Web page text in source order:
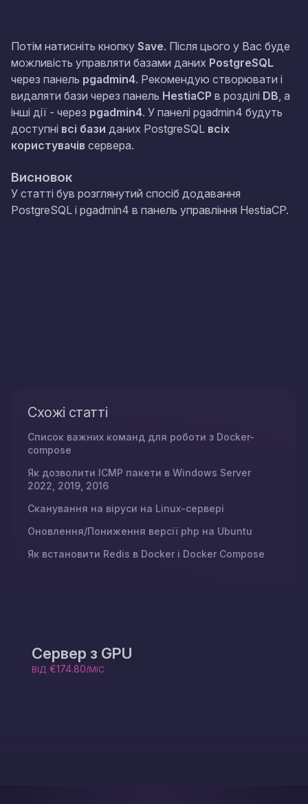
Потім натисніть кнопку Save. Після цього у Вас буде
можливість управляти базами даних PostgreSQL
через панель pgadmin4. Рекомендую створювати і
видаляти бази через панель HestiaCP в розділі DB, а
інші дії - через pgadmin4. У панелі pgadmin4 будуть
доступні всі бази даних PostgreSQL всіх
користувачів сервера.
Висновок
У статті був розглянутий спосіб додавання
PostgreSQL і pgadmin4 в панель управління HestiaCP.
Схожі статті
Список важних команд для роботи з Docker-
compose
Як дозволити ICMP пакети в Windows Server
2022, 2019, 2016
Сканування на віруси на Linux-сервері
Оновлення/Пониження версії php на Ubuntu
Як встановити Redis в Docker і Docker Compose
Сервер з GPU
ВІД €174.80/МІС